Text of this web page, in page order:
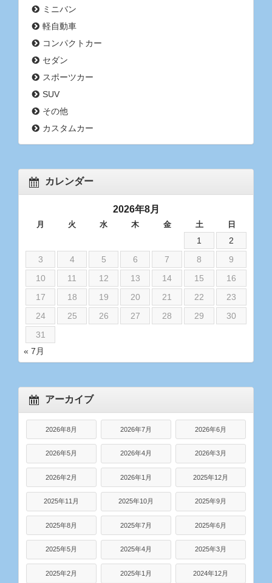
ミニバン
軽自動車
コンパクトカー
セダン
スポーツカー
SUV
その他
カスタムカー
カレンダー
2026年8月
月 火 水 木 金 土 日
1
2
3
4 5 6 7 8
9
10
11 12 13 14 15
16
17
18 19 20 21 22
23
24
25 26 27 28 29
30
31
« 7月
アーカイブ
2026年8月 2026年7月 2026年6月
2026年5月 2026年4月 2026年3月
2026年2月 2026年1月 2025年12月
2025年11月 2025年10月 2025年9月
2025年8月 2025年7月 2025年6月
2025年5月 2025年4月 2025年3月
2025年2月 2025年1月 2024年12月